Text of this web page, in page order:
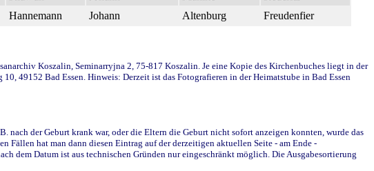
Hannemann Johann Altenburg Freudenfier
Koszalin, Seminarryjna 2, 75-817 Koszalin. Je eine Kopie des Kirchenbuches liegt in der
49152 Bad Essen. Hinweis: Derzeit ist das Fotografieren in der Heimatstube in Bad Essen
der Geburt krank war, oder die Eltern die Geburt nicht sofort anzeigen konnten, wurde das
Fällen hat man dann diesen Eintrag auf der derzeitigen aktuellen Seite - am Ende -
dem Datum ist aus technischen Gründen nur eingeschränkt möglich. Die Ausgabesortierung